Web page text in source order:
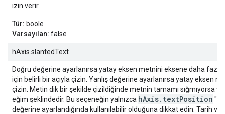
izin verir.
Tür: boole
Varsayılan: false
hAxis.slantedText
Doğru değerine ayarlanırsa yatay eksen metnini eksene daha fazla
için belirli bir açıyla çizin. Yanlış değerine ayarlanırsa yatay eksen
çizin. Metin dik bir şekilde çizildiğinde metnin tamamı sığmıyorsa
eğim şeklindedir. Bu seçeneğin yalnızca hAxis.textPosition
değerine ayarlandığında kullanılabilir olduğuna dikkat edin. Tarih ve